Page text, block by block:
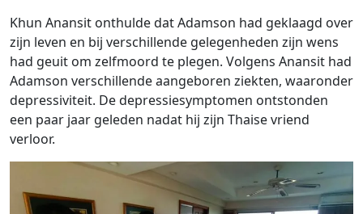
Khun Anansit onthulde dat Adamson had geklaagd over
zijn leven en bij verschillende gelegenheden zijn wens
had geuit om zelfmoord te plegen. Volgens Anansit had
Adamson verschillende aangeboren ziekten, waaronder
depressiviteit. De depressiesymptomen ontstonden
een paar jaar geleden nadat hij zijn Thaise vriend
verloor.